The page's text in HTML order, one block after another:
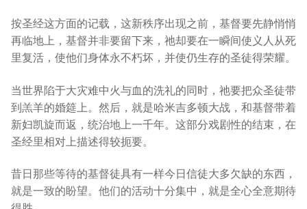
按圣经这方面的记载，这新秩序出现之前，基督要先静悄悄
再临地上，基督并非要留下来，祂却要在一瞬间使义人从死
里复活，使他们身体永不朽坏，并使仍生存的圣徒得荣耀。
当世界陷于大灾难中火与血的洗礼的同时，祂要把众圣徒带
到羔羊的婚筵上。然后，就是哈米吉多顿大战，和基督带着
新妇凯旋而返，统治地上一千年。这部分戏剧性的结束，在
圣经里相对上描述得较扼要。
昔日那些等待的基督徒具有一样今日信徒大多欠缺的东西，
就是一致的盼望。他们的活动十分集中，就是全心全意期待